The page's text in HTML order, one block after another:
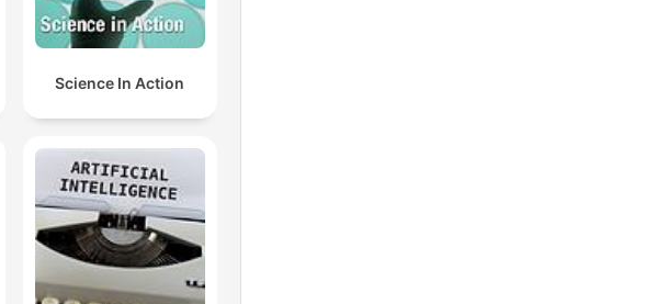
Science In Action